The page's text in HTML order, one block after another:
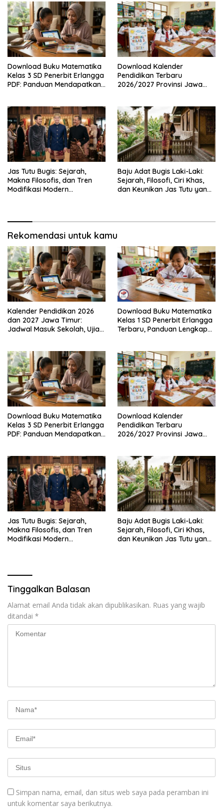
Legal
Download Buku Matematika
Kelas 3 SD Penerbit Erlangga
PDF: Panduan Mendapatkan
Download Kalender
Pendidikan Terbaru
2026/2027 Provinsi Jawa
Manfaatnya
Jas Tutu Bugis: Sejarah,
Makna Filosofis, dan Tren
Modifikasi Modern
Baju Adat Bugis Laki-Laki:
Sejarah, Filosofi, Ciri Khas,
dan Keunikan Jas Tutu yang
Rekomendasi untuk kamu
Kalender Pendidikan 2026
dan 2027 Jawa Timur:
Jadwal Masuk Sekolah, Ujian,
Download Buku Matematika
Kelas 1 SD Penerbit Erlangga
Terbaru, Panduan Lengkap
Legal
Download Buku Matematika
Kelas 3 SD Penerbit Erlangga
PDF: Panduan Mendapatkan
Download Kalender
Pendidikan Terbaru
2026/2027 Provinsi Jawa
Manfaatnya
Jas Tutu Bugis: Sejarah,
Makna Filosofis, dan Tren
Modifikasi Modern
Baju Adat Bugis Laki-Laki:
Sejarah, Filosofi, Ciri Khas,
dan Keunikan Jas Tutu yang
Tinggalkan Balasan
Alamat email Anda tidak akan dipublikasikan. Ruas yang wajib
ditandai *
Simpan nama, email, dan situs web saya pada peramban ini
untuk komentar saya berikutnya.